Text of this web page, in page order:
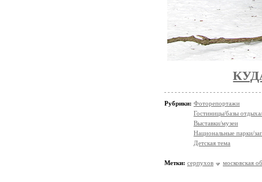
Рубрики: Фоторепортажи
Гостиницы/базы
Выставки/музеи
Национальные парки/
Детская тема
Метки: серпухов московская